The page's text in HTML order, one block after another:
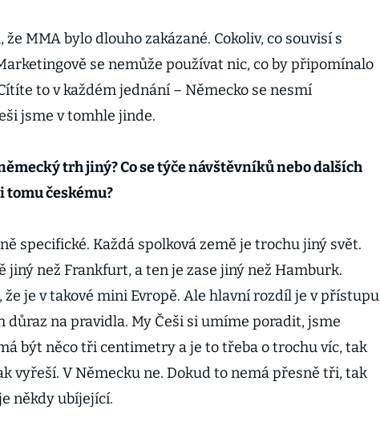
MMA bylo dlouho zakázané. Cokoliv, co souvisí s
se nemůže používat nic, co by připomínalo
to v každém jednání – Německo se nesmí
jsme v tomhle jinde.
trh jiný? Co se týče návštěvníků nebo dalších
českému?
specifické. Každá spolková země je trochu jiný svět.
jiný než Frankfurt, a ten je zase jiný než Hamburk.
že je v takové mini Evropě. Ale hlavní rozdíl je v přístupu
důraz na pravidla. My Češi si umíme poradit, jsme
být něco tři centimetry a je to třeba o trochu víc, tak
vyřeší. V Německu ne. Dokud to nemá přesně tři, tak
někdy ubíjející.